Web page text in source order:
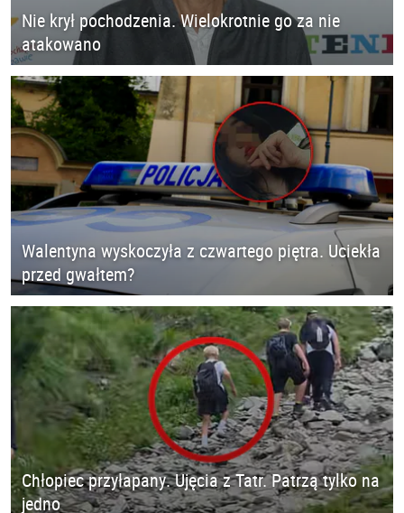
Nie krył pochodzenia. Wielokrotnie go za nie
atakowano
Walentyna wyskoczyła z czwartego piętra. Uciekła
przed gwałtem?
Chłopiec przyłapany. Ujęcia z Tatr. Patrzą tylko na
jedno